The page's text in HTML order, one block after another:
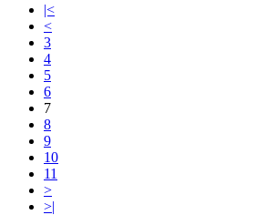
|<
<
3
4
5
6
7
8
9
10
11
>
>|